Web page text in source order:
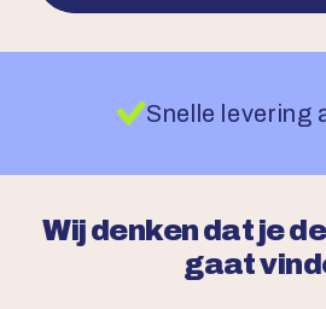
Snelle levering
Wij denken dat je
gaat